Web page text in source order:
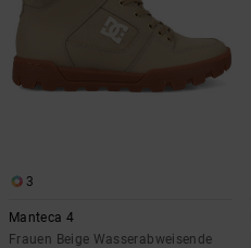
3
Manteca 4
Frauen Beige Wasserabweisende